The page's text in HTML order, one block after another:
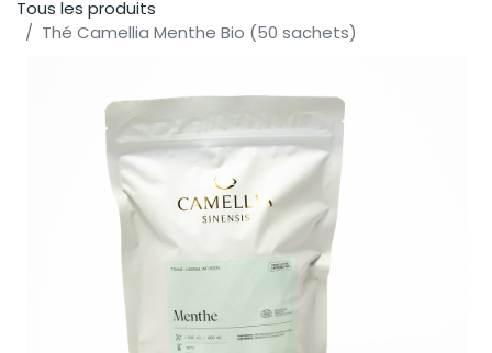
Tous les produits
Thé Camellia Menthe Bio (50 sachets)